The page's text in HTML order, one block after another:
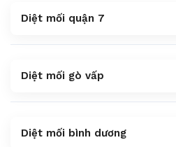
Diệt mối quận 7
Diệt mối gò vấp
Diệt mối bình dương